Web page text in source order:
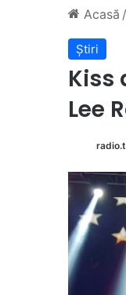
Acasă /
Știri
Kiss
Lee